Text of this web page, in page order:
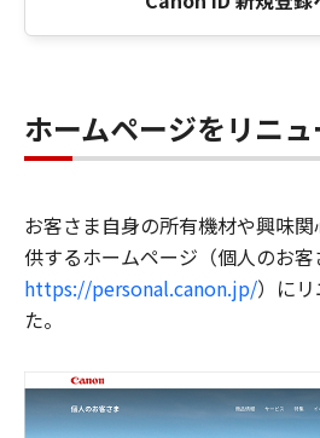
ホームページをリニ
お客さま自身の所有機材や興味
供するホームページ（個人のお客
https://personal.canon.jp/）に
た。